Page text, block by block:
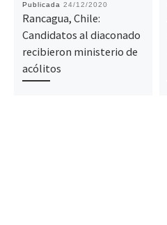
Publicada 24/12/2020
Rancagua, Chile:
Candidatos al diaconado
recibieron ministerio de
acólitos